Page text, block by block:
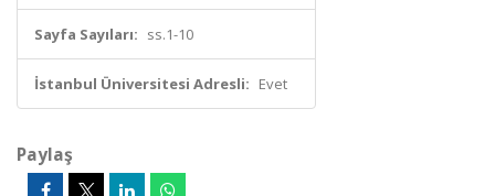
Sayfa Sayıları: ss.1-10
İstanbul Üniversitesi Adresli: Evet
Paylaş